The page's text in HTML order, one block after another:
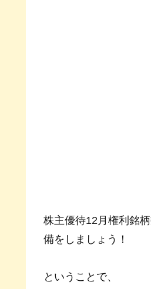
株主優待12月権利銘
備をしましょう！
ということで、